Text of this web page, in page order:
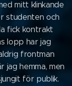
mitt klinkande
studenten och
fick kontrakt
lopp har jag
frontman
jag hemma, men
för publik.